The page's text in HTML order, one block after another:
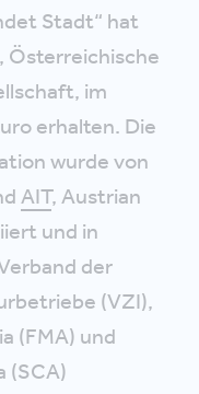
Stadt“ hat
Österreichische
im
erhalten. Die
wurde von
AIT, Austrian
und in
der
(VZI),
(FMA) und
(SCA)